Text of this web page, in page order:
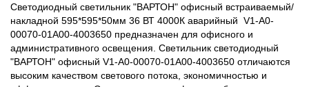
Светодиодный светильник "ВАРТОН" офисный встраиваемый/
накладной 595*595*50мм 36 ВТ 4000К аварийный V1-A0-
00070-01A00-4003650 предназначен для офисного и
административного освещения. Светильник светодиодный
"ВАРТОН" офисный V1-A0-00070-01A00-4003650 отличаются
высоким качеством светового потока, экономичностью и